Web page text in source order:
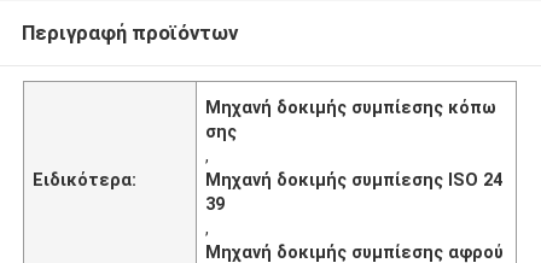
Περιγραφή προϊόντων
Ειδικότερα:
Μηχανή δοκιμής συμπίεσης κόπω
σης
,
Μηχανή δοκιμής συμπίεσης ISO 24
39
,
Μηχανή δοκιμής συμπίεσης αφρού